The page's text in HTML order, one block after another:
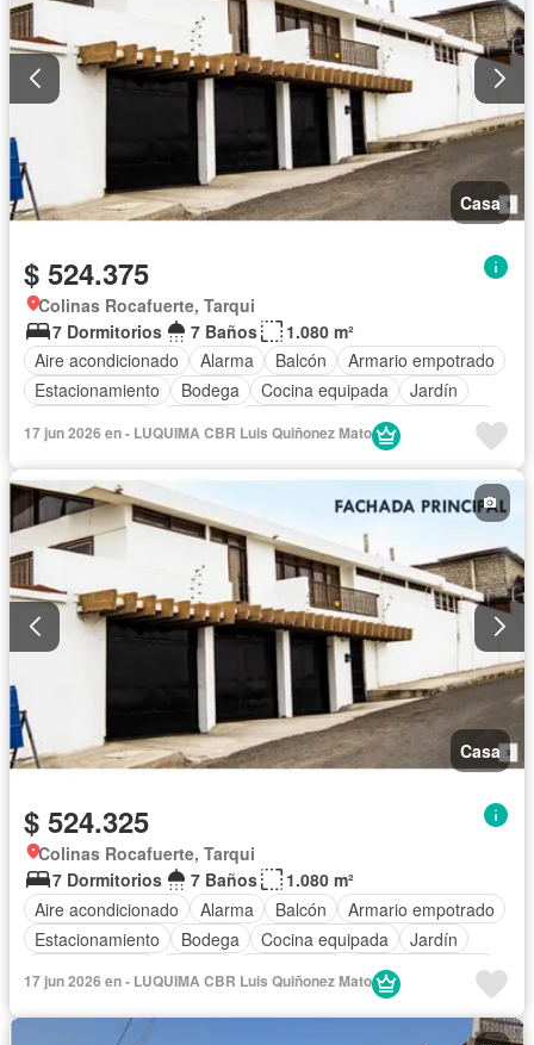
Casa
$ 524.375
Colinas Rocafuerte, Tarqui
7 Dormitorios
7 Baños
1.080 m²
Aire acondicionado
Alarma Balcón
Armario empotrado
Estacionamiento
Bodega Cocina equipada
Jardín
Vista panorámica
Seguridad
17 jun 2026 en - LUQUIMA CBR Luis Quiñonez Mato
Casa
$ 524.325
Colinas Rocafuerte, Tarqui
7 Dormitorios
7 Baños
1.080 m²
Aire acondicionado
Alarma Balcón
Armario empotrado
Estacionamiento
Bodega Cocina equipada
Jardín
Vista panorámica
Seguridad
17 jun 2026 en - LUQUIMA CBR Luis Quiñonez Mato